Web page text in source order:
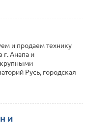
и продаем технику
г. Анапа и
крупными
Русь, городская
и